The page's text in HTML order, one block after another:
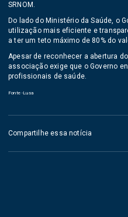
SRNOM.
Do lado do Ministério da Saúde, o
utilização mais eficiente e
a ter um teto máximo de 80% do
Apesar de reconhecer a abertura
associação exige que o Governo
profissionais de saúde.
Fonte -Lusa
Compartilhe essa notícia